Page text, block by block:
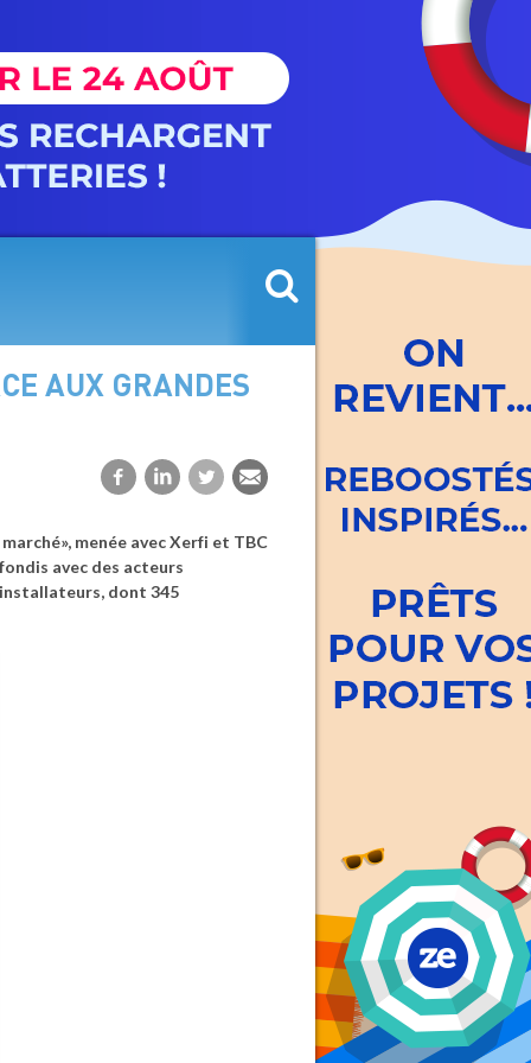
AUX GRANDES
menée avec Xerfi et TBC
avec des acteurs
dont 345